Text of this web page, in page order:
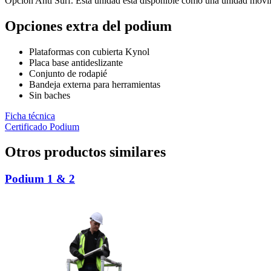
Opciones extra del podium
Plataformas con cubierta Kynol
Placa base antideslizante
Conjunto de rodapié
Bandeja externa para herramientas
Sin baches
Ficha técnica
Certificado Podium
Otros productos similares
Podium 1 & 2